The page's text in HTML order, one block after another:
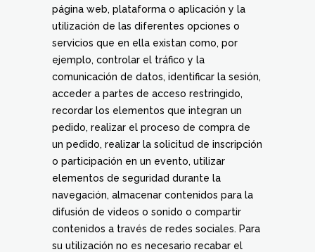
página web, plataforma o aplicación y la
utilización de las diferentes opciones o
servicios que en ella existan como, por
ejemplo, controlar el tráfico y la
comunicación de datos, identificar la sesión,
acceder a partes de acceso restringido,
recordar los elementos que integran un
pedido, realizar el proceso de compra de
un pedido, realizar la solicitud de inscripción
o participación en un evento, utilizar
elementos de seguridad durante la
navegación, almacenar contenidos para la
difusión de videos o sonido o compartir
contenidos a través de redes sociales. Para
su utilización no es necesario recabar el